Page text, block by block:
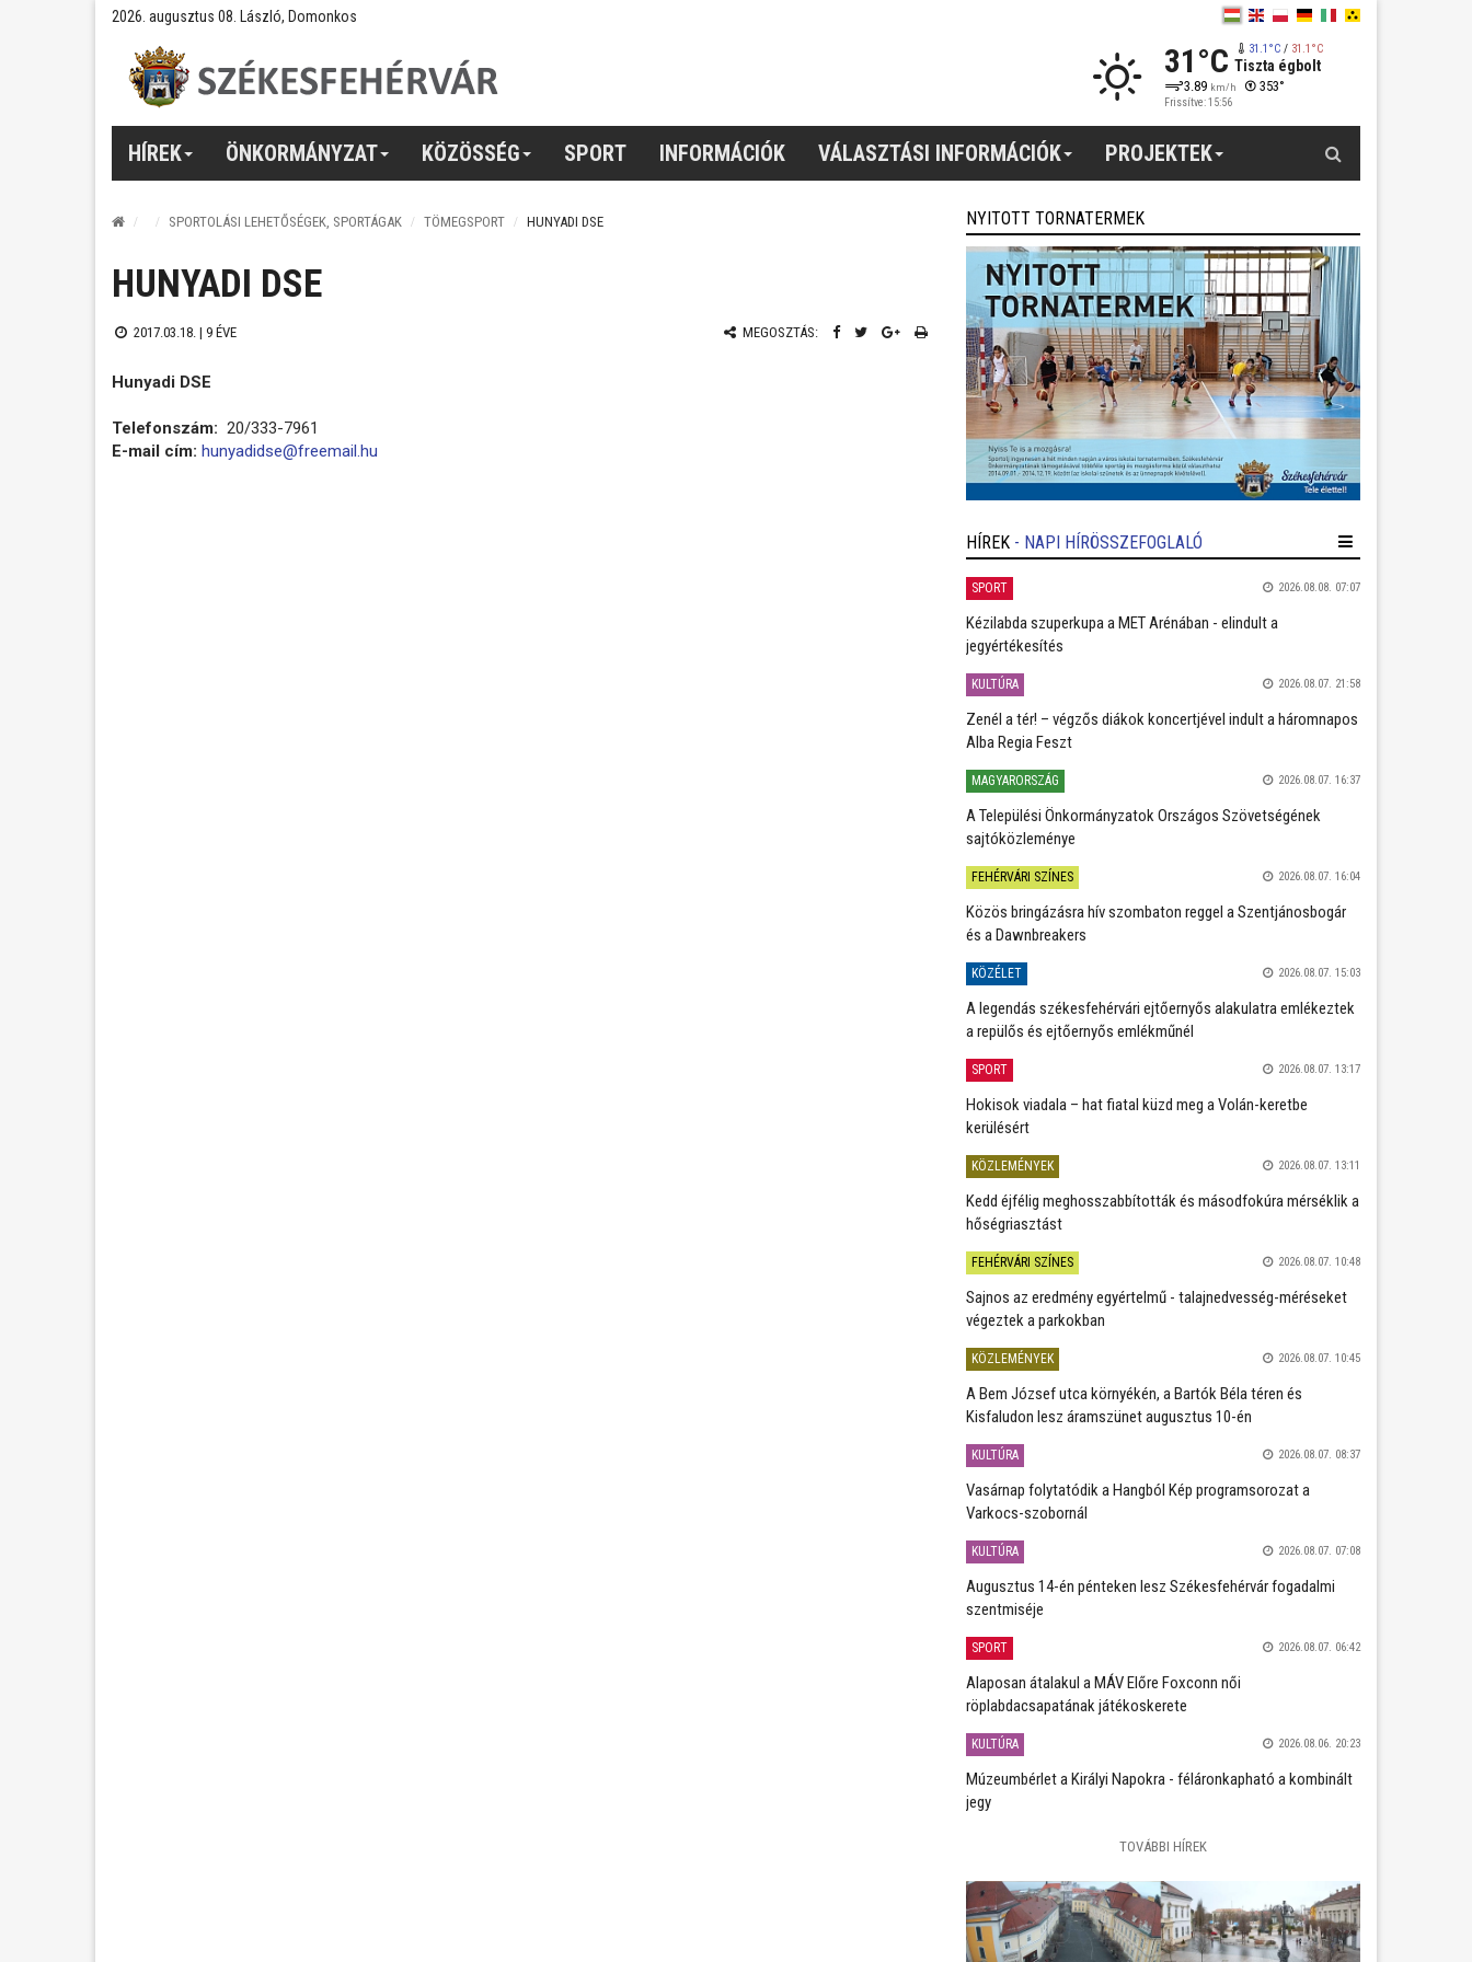
2026. augusztus 08. László, Domonkos
31°C 31.1°C/ 31.1°C
Tiszta égbolt
3.89 km/h 353°
Frissítve: 15:56
HÍREK ÖNKORMÁNYZAT KÖZÖSSÉG SPORT INFORMÁCIÓK VÁLASZTÁSI INFORMÁCIÓK PROJEKTEK
SPORTOLÁSI LEHETŐSÉGEK, SPORTÁGAK TÖMEGSPORT HUNYADI DSE
HUNYADI DSE
2017.03.18. | 9 ÉVE MEGOSZTÁS:
Hunyadi DSE
Telefonszám: 20/333-7961
E-mail cím: hunyadidse@freemail.hu
NYITOTT TORNATERMEK
HÍREK - NAPI HÍRÖSSZEFOGLALÓ
SPORT 2026.08.08. 07:07
Kézilabda szuperkupa a MET Arénában - elindult a
jegyértékesítés
KULTÚRA 2026.08.07. 21:58
Zenél a tér! – végzős diákok koncertjével indult a háromnapos
Alba Regia Feszt
MAGYARORSZÁG 2026.08.07. 16:37
A Települési Önkormányzatok Országos Szövetségének
sajtóközleménye
FEHÉRVÁRI SZÍNES 2026.08.07. 16:04
Közös bringázásra hív szombaton reggel a Szentjánosbogár
és a Dawnbreakers
KÖZÉLET 2026.08.07. 15:03
A legendás székesfehérvári ejtőernyős alakulatra emlékeztek
a repülős és ejtőernyős emlékműnél
SPORT 2026.08.07. 13:17
Hokisok viadala – hat fiatal küzd meg a Volán-keretbe
kerülésért
KÖZLEMÉNYEK 2026.08.07. 13:11
Kedd éjfélig meghosszabbították és másodfokúra mérséklik a
hőségriasztást
FEHÉRVÁRI SZÍNES 2026.08.07. 10:48
Sajnos az eredmény egyértelmű - talajnedvesség-méréseket
végeztek a parkokban
KÖZLEMÉNYEK 2026.08.07. 10:45
A Bem József utca környékén, a Bartók Béla téren és
Kisfaludon lesz áramszünet augusztus 10-én
KULTÚRA 2026.08.07. 08:37
Vasárnap folytatódik a Hangból Kép programsorozat a
Varkocs-szobornál
KULTÚRA 2026.08.07. 07:08
Augusztus 14-én pénteken lesz Székesfehérvár fogadalmi
szentmiséje
SPORT 2026.08.07. 06:42
Alaposan átalakul a MÁV Előre Foxconn női
röplabdacsapatának játékoskerete
KULTÚRA 2026.08.06. 20:23
Múzeumbérlet a Királyi Napokra - féláronkapható a kombinált
jegy
TOVÁBBI HÍREK